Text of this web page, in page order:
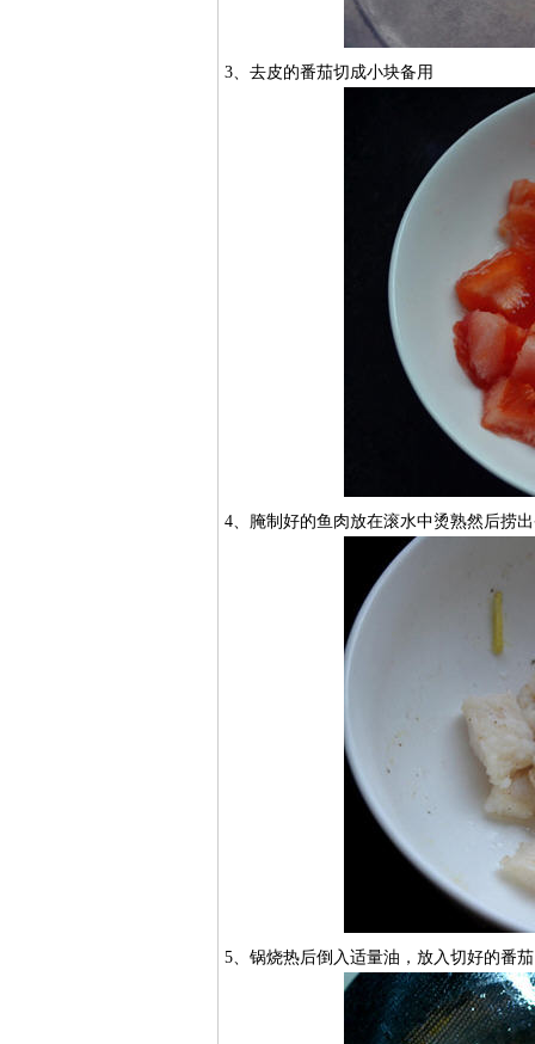
3、去皮的番茄切成小块备用
4、腌制好的鱼肉放在滚水中烫熟然后捞
5、锅烧热后倒入适量油，放入切好的番